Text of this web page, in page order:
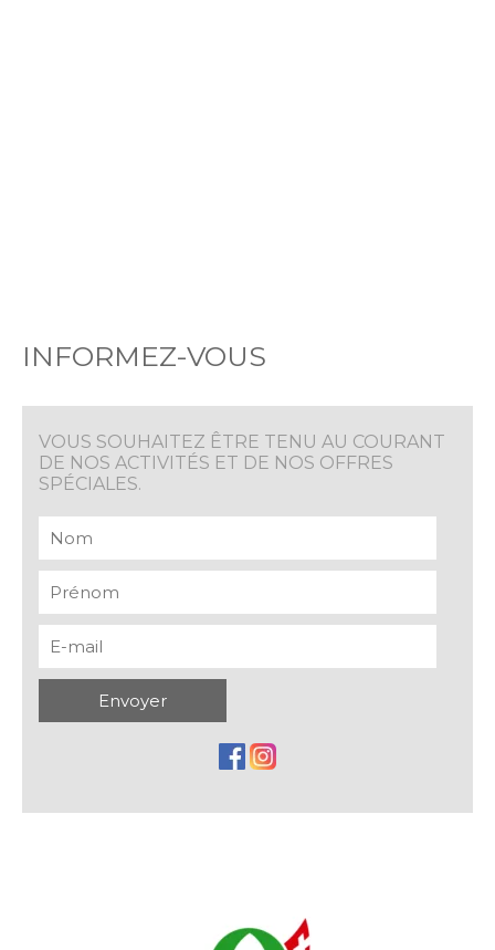
INFORMEZ-VOUS
VOUS SOUHAITEZ ÊTRE TENU AU COURANT
DE NOS ACTIVITÉS ET DE NOS OFFRES
SPÉCIALES.